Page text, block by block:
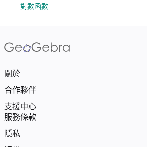
對數函數
關於
合作夥伴
支援中心
服務條款
隱私